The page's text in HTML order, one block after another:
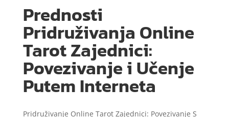
Prednosti
Pridruživanja Online
Tarot Zajednici:
Povezivanje i Učenje
Putem Interneta
Pridruživanje Online Tarot Zajednici: Povezivanje S